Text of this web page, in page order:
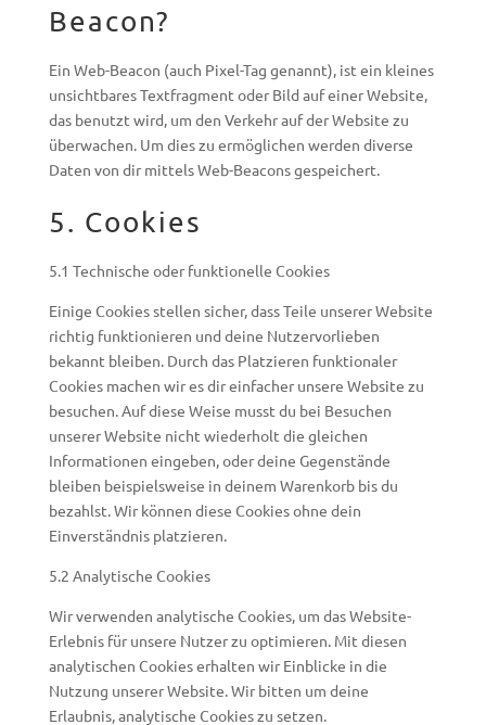
Beacon?
Ein Web-Beacon (auch Pixel-Tag genannt), ist ein kleines
unsichtbares Textfragment oder Bild auf einer Website,
das benutzt wird, um den Verkehr auf der Website zu
überwachen. Um dies zu ermöglichen werden diverse
Daten von dir mittels Web-Beacons gespeichert.
5. Cookies
5.1 Technische oder funktionelle Cookies
Einige Cookies stellen sicher, dass Teile unserer Website
richtig funktionieren und deine Nutzervorlieben
bekannt bleiben. Durch das Platzieren funktionaler
Cookies machen wir es dir einfacher unsere Website zu
besuchen. Auf diese Weise musst du bei Besuchen
unserer Website nicht wiederholt die gleichen
Informationen eingeben, oder deine Gegenstände
bleiben beispielsweise in deinem Warenkorb bis du
bezahlst. Wir können diese Cookies ohne dein
Einverständnis platzieren.
5.2 Analytische Cookies
Wir verwenden analytische Cookies, um das Website-
Erlebnis für unsere Nutzer zu optimieren. Mit diesen
analytischen Cookies erhalten wir Einblicke in die
Nutzung unserer Website. Wir bitten um deine
Erlaubnis, analytische Cookies zu setzen.